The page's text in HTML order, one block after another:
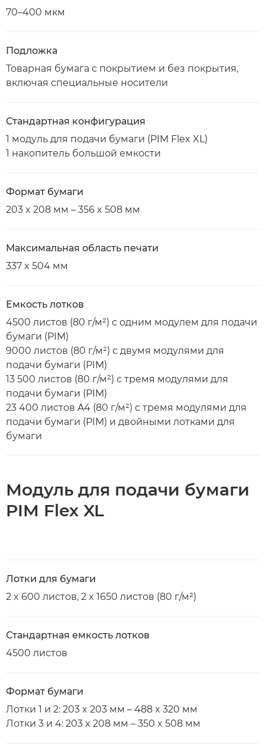
70–400 мкм
Подложка
Товарная бумага с покрытием и без покрытия,
включая специальные носители
Стандартная конфигурация
1 модуль для подачи бумаги (PIM Flex XL)
1 накопитель большой емкости
Формат бумаги
203 x 208 мм – 356 x 508 мм
Максимальная область печати
337 x 504 мм
Емкость лотков
4500 листов (80 г/м²) с одним модулем для подачи
бумаги (PIM)
9000 листов (80 г/м²) с двумя модулями для
подачи бумаги (PIM)
13 500 листов (80 г/м²) с тремя модулями для
подачи бумаги (PIM)
23 400 листов A4 (80 г/м²) с тремя модулями для
подачи бумаги (PIM) и двойными лотками для
бумаги
Модуль для подачи бумаги
PIM Flex XL
Лотки для бумаги
2 x 600 листов, 2 x 1650 листов (80 г/м²)
Стандартная емкость лотков
4500 листов
Формат бумаги
Лотки 1 и 2: 203 x 203 мм – 488 x 320 мм
Лотки 3 и 4: 203 x 208 мм – 350 x 508 мм